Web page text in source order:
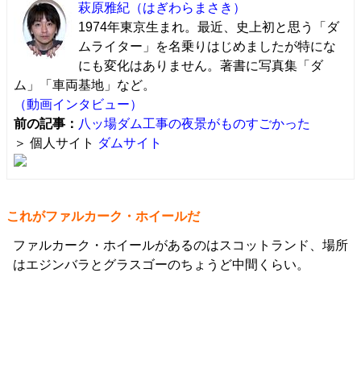
萩原雅紀 （はぎわらまさき）
1974年東京生まれ。最近、史上初と思う「ダ
ムライター」を名乗りはじめましたが特にな
にも変化はありません。著書に写真集「ダ
ム」「車両基地」など。
（動画インタビュー）
前の記事： 八ッ場ダム工事の夜景がものすごかった
＞ 個人サイト ダムサイト
これがファルカーク・ホイールだ
ファルカーク・ホイールがあるのはスコットランド、場所
はエジンバラとグラスゴーのちょうど中間くらい。